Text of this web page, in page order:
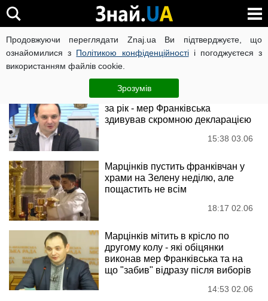
Продовжуючи переглядати Znaj.ua Ви підтверджуєте, що
ознайомилися з Політикою конфіденційностіі погоджуєтеся з
використанням файлів cookie.
Зрозумів
Руслан Марцінків
Новини
Марцінків заробив сто мінімалок
за рік - мер Франківська
здивував скромною декларацією
15:38 03.06
Марцінків пустить франківчан у
храми на Зелену неділю, але
пощастить не всім
18:17 02.06
Марцінків мітить в крісло по
другому колу - які обіцянки
виконав мер Франківська та на
що "забив" відразу після виборів
14:53 02.06